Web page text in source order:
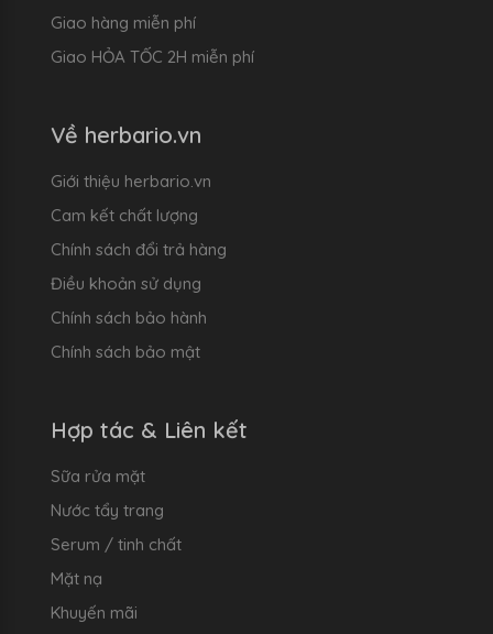
Giao hàng miễn phí
Giao HỎA TỐC 2H miễn phí
Về herbario.vn
Giới thiệu herbario.vn
Cam kết chất lượng
Chính sách đổi trả hàng
Điều khoản sử dụng
Chính sách bảo hành
Chính sách bảo mật
Hợp tác & Liên kết
Sữa rửa mặt
Nước tẩy trang
Serum / tinh chất
Mặt nạ
Khuyến mãi